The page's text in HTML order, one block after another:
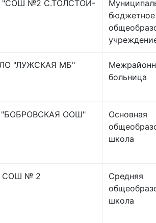
"СОШ №2 С.ТОЛСТОЙ-
бюджетное
"ЛУЖСКАЯ МБ"
больница
ООШ"
Основная
школа
СОШ № 2
Средняя
школа